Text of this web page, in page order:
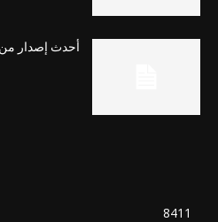
8411